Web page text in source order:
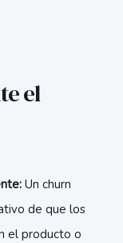
el
Un churn
de que los
el producto o